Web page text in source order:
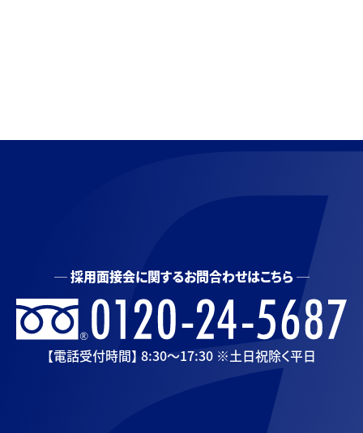
採用面接会に関するお問合わせはこちら
【電話受付時間】 8:30〜17:30 ※土日祝除く平日